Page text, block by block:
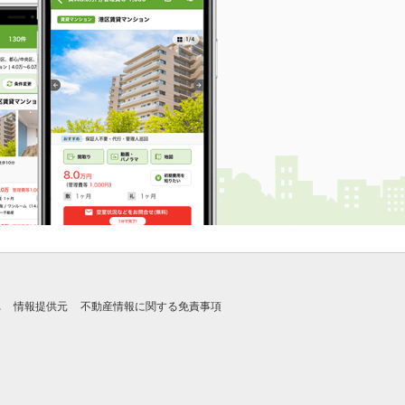
情報提供元 不動産情報に関する免責事項